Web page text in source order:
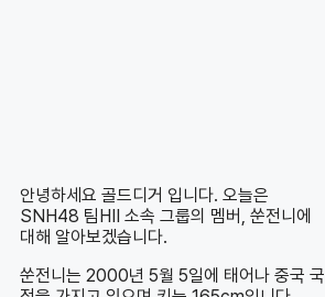
안녕하세요 골드디거 입니다. 오늘은
SNH48 팀HII 소속 그룹의 멤버, 쑨전니에
대해 알아보겠습니다.
쑨전니는 2000년 5월 5일에 태어나 중국 국